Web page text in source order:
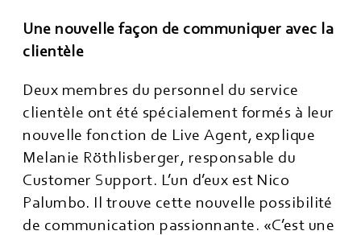
Une nouvelle façon de communiquer avec la
clientèle
Deux membres du personnel du service
clientèle ont été spécialement formés à leur
nouvelle fonction de Live Agent, explique
Melanie Röthlisberger, responsable du
Customer Support. L’un d’eux est Nico
Palumbo. Il trouve cette nouvelle possibilité
de communication passionnante. «C’est une